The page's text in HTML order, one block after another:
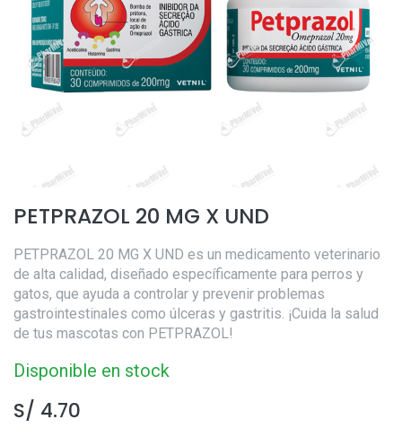
PETPRAZOL 20 MG X UND
PETPRAZOL 20 MG X UND es un medicamento veterinario
de alta calidad, diseñado específicamente para perros y
gatos, que ayuda a controlar y prevenir problemas
gastrointestinales como úlceras y gastritis. ¡Cuida la salud
de tus mascotas con PETPRAZOL!
Disponible en stock
S/ 4.70